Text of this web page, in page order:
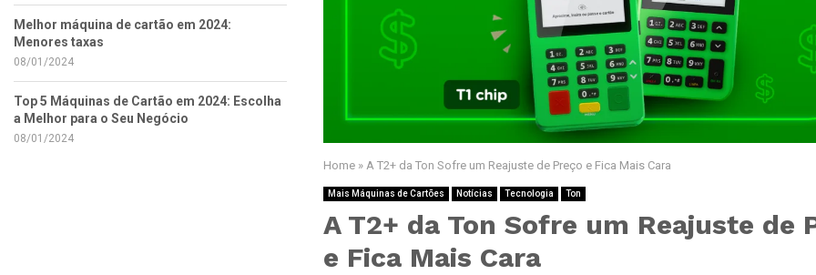
Home » A T2+ da Ton Sofre um Reajuste de Preço e Fica Mais Cara
Mais Máquinas de Cartões Notícias Tecnologia Ton
A T2+ da Ton Sofre um Reajuste de
e Fica Mais Cara
Melhor máquina de cartão em 2024:
Menores taxas
08/01/2024
Top 5 Máquinas de Cartão em 2024: Escolha
a Melhor para o Seu Negócio
08/01/2024